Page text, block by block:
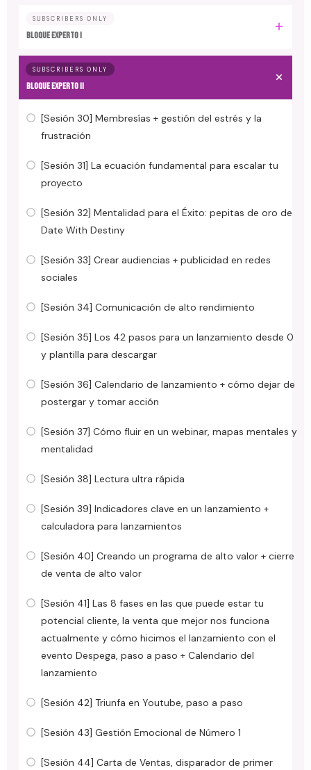
SUBSCRIBERS ONLY
BLOQUE EXPERTO I
SUBSCRIBERS ONLY
BLOQUE EXPERTO II
[Sesión 30] Membresías + gestión del estrés y la
frustración
[Sesión 31] La ecuación fundamental para escalar tu
proyecto
[Sesión 32] Mentalidad para el Éxito: pepitas de oro de
Date With Destiny
[Sesión 33] Crear audiencias + publicidad en redes
sociales
[Sesión 34] Comunicación de alto rendimiento
[Sesión 35] Los 42 pasos para un lanzamiento desde 0
y plantilla para descargar
[Sesión 36] Calendario de lanzamiento + cómo dejar de
postergar y tomar acción
[Sesión 37] Cómo fluir en un webinar, mapas mentales y
mentalidad
[Sesión 38] Lectura ultra rápida
[Sesión 39] Indicadores clave en un lanzamiento +
calculadora para lanzamientos
[Sesión 40] Creando un programa de alto valor + cierre
de venta de alto valor
[Sesión 41] Las 8 fases en las que puede estar tu
potencial cliente, la venta que mejor nos funciona
actualmente y cómo hicimos el lanzamiento con el
evento Despega, paso a paso + Calendario del
lanzamiento
[Sesión 42] Triunfa en Youtube, paso a paso
[Sesión 43] Gestión Emocional de Número 1
[Sesión 44] Carta de Ventas, disparador de primer